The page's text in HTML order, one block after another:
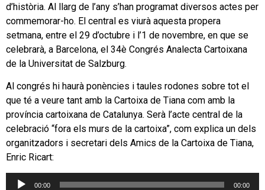
d’història. Al llarg de l’any s’han programat diversos actes per
commemorar-ho. El central es viurà aquesta propera
setmana, entre el 29 d’octubre i l’1 de novembre, en que se
celebrarà, a Barcelona, el 34è Congrés Analecta Cartoixana
de la Universitat de Salzburg.
Al congrés hi haurà ponències i taules rodones sobre tot el
que té a veure tant amb la Cartoixa de Tiana com amb la
província cartoixana de Catalunya. Serà l’acte central de la
celebració “fora els murs de la cartoixa”, com explica un dels
organitzadors i secretari dels Amics de la Cartoixa de Tiana,
Enric Ricart:
Reproductor
00:00 00:00